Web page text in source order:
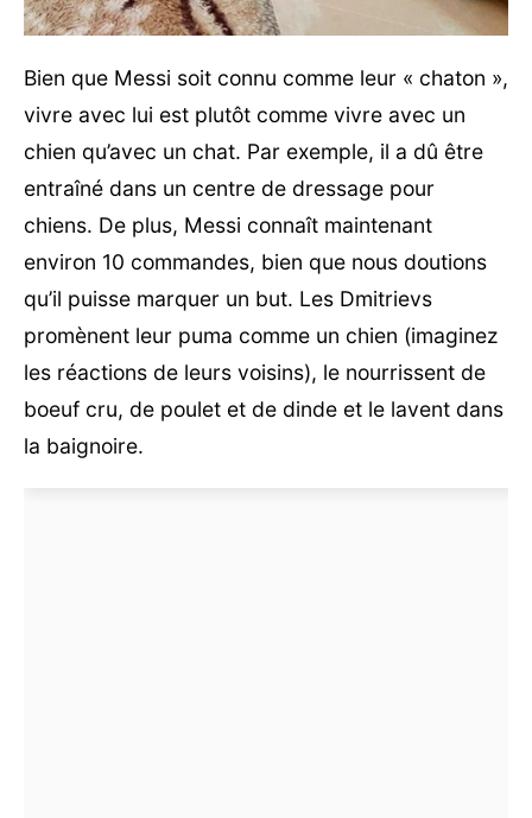
Bien que Messi soit connu comme leur « chaton »,
vivre avec lui est plutôt comme vivre avec un
chien qu’avec un chat. Par exemple, il a dû être
entraîné dans un centre de dressage pour
chiens. De plus, Messi connaît maintenant
environ 10 commandes, bien que nous doutions
qu’il puisse marquer un but. Les Dmitrievs
promènent leur puma comme un chien (imaginez
les réactions de leurs voisins), le nourrissent de
boeuf cru, de poulet et de dinde et le lavent dans
la baignoire.